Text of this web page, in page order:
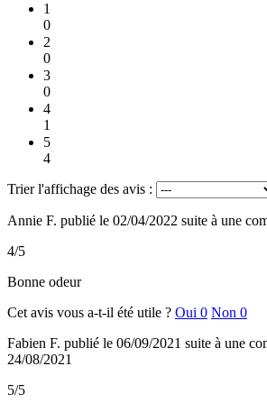
1
0
2
0
3
0
4
1
5
4
Trier l'affichage des avis :
Annie F. publié le 02/04/2022 suite à une
4/5
Bonne odeur
Cet avis vous a-t-il été utile ? Oui 0 Non 0
Fabien F. publié le 06/09/2021 suite à une
24/08/2021
5/5